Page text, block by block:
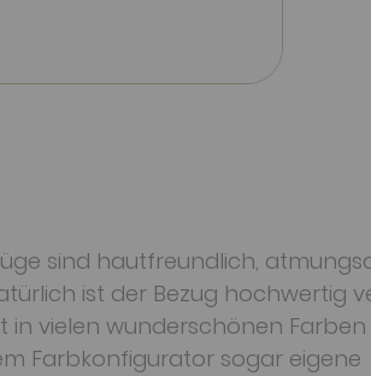
sind hautfreundlich,
ist der Bezug hochwertig
in vielen wunderschönen
Farbkonfigurator sogar eigene